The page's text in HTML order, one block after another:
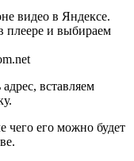
видео в Яндексе.
плеере и выбираем
вставляем
чего его можно будет